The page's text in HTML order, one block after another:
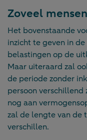
Zoveel
Het bovenstaande
inzicht te geven in
belastingen op de
Maar uiteraard zal
de periode zonder
persoon
nog aan
zal de lengte van de
verschillen.